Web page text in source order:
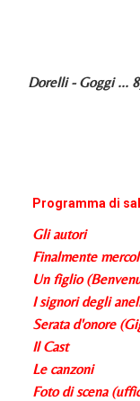
Dorelli - Goggi ...
Programma di
Gli autori
Finalmente
Un figlio
I signori degli
Serata d'onore
Il Cast
Le canzoni
Foto di scena